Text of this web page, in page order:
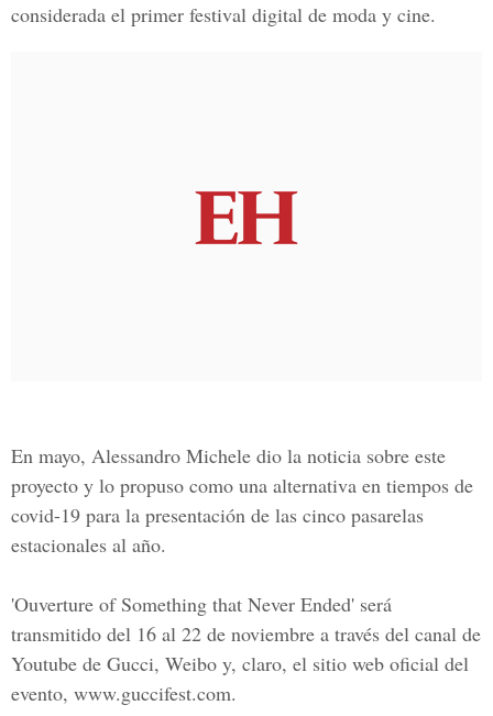
considerada el primer festival digital de moda y cine.
En mayo, Alessandro Michele dio la noticia sobre este
proyecto y lo propuso como una alternativa en tiempos de
covid-19 para la presentación de las cinco pasarelas
estacionales al año.
'Ouverture of Something that Never Ended' será
transmitido del 16 al 22 de noviembre a través del canal de
Youtube de Gucci, Weibo y, claro, el sitio web oficial del
evento, www.guccifest.com.